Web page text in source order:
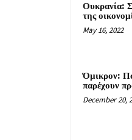
Ουκρανία:
της
May 16, 2022
Όμικρον:
παρέχουν
December 20,